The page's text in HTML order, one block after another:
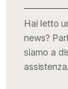
Hai letto
news?
siamo a
assistenza.